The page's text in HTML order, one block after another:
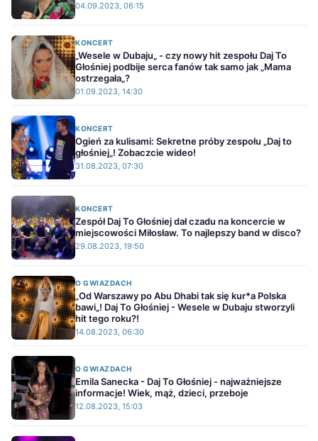
04.09.2023, 06:15
KONCERT
„Wesele w Dubaju„ - czy nowy hit zespołu Daj To
Głośniej podbije serca fanów tak samo jak „Mama
ostrzegała„?
01.09.2023, 14:30
KONCERT
Ogień za kulisami: Sekretne próby zespołu „Daj to
głośniej„! Zobaczcie wideo!
31.08.2023, 07:30
KONCERT
Zespół Daj To Głośniej dał czadu na koncercie w
miejscowości Miłosław. To najlepszy band w disco?
29.08.2023, 19:50
O GWIAZDACH
„Od Warszawy po Abu Dhabi tak się kur*a Polska
bawi„! Daj To Głośniej - Wesele w Dubaju stworzyli
hit tego roku?!
14.08.2023, 06:30
O GWIAZDACH
Emila Sanecka - Daj To Głośniej - najważniejsze
informacje! Wiek, mąż, dzieci, przeboje
12.08.2023, 15:03